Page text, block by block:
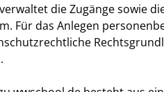
die Zugänge sowie
Für das Anlegen